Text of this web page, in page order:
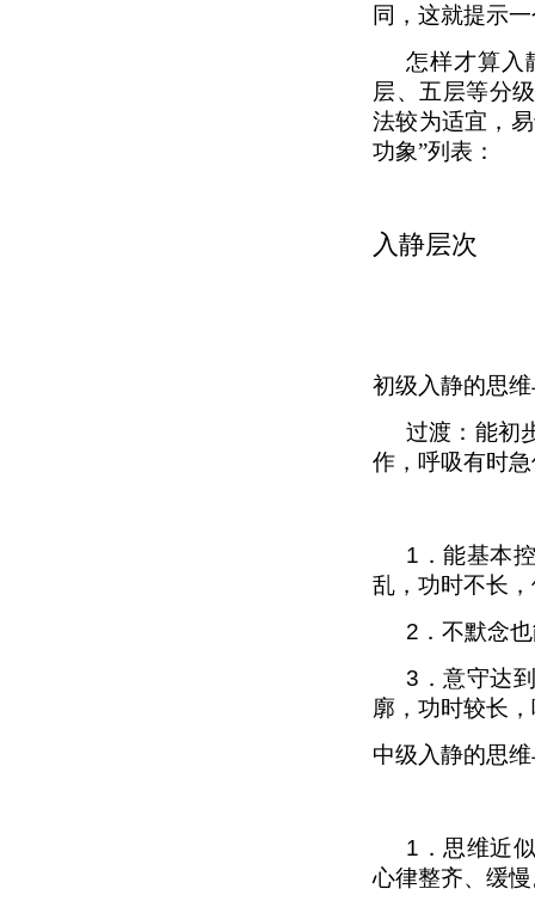
同，这就提示
怎样才算入
层、五层等分
法较为适宜，
功象”列表：
入静层次
初级入静的思
过渡：能初
作，呼吸有时
1 ．能基本
乱，功时不长
2 ．不默念
3 ．意守达
廓，功时较长
中级入静的思
1 ．思维近
心律整齐、缓